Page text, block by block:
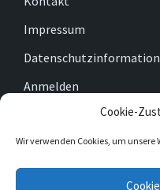
Cookie-
Wir verwenden Cookies, um
Impressum
Datenschutzinformation
Anmelden
Cookie-Richtlinie (EU)
Facebook